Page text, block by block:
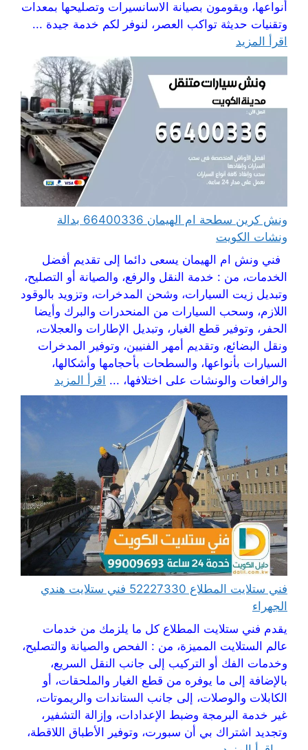
أنواعها، ويقومون بصيانة الاسانسيرات وتصليحها بمعدات
وتقنيات حديثة تواكب العصر، لنوفر لكم خدمة جيدة ...
اقرأ المزيد
ونش كرين سطحة ام الهيمان 66400336 بدالة
ونشات الكويت
فني ونش ام الهيمان يسعى دائما إلى تقديم أفضل
الخدمات، من : خدمة النقل والرفع، والصيانة أو التصليح،
وتبديل زيت السيارات، وشحن المدخرات، وتزويد بالوقود
اللازم، وسحب السيارات من المنحدرات والبرك وأيضا
الحفر، وتوفير قطع الغيار، وتبديل الإطارات والعجلات،
ونقل البضائع، وتقديم أمهر الفنيين، وتوفير المدخرات
السيارات بأنواعها، والسطحات بأحجامها وأشكالها،
والرافعات والونشات على اختلافها، ... اقرأ المزيد
فني ستلايت المطلاع 52227330 فني ستلايت هندي
الجهراء
يقدم فني ستلايت المطلاع كل ما يلزمك من خدمات
عالم الستلايت المميزة، من : الفحص والصيانة والتصليح،
وخدمات الفك أو التركيب إلى جانب النقل السريع،
بالإضافة إلى ما يوفره من قطع الغيار والملحقات، أو
الكابلات والوصلات، إلى جانب الستاندات والريموتات،
غير خدمة البرمجة وضبط الإعدادات، وإزالة التشفير،
وتجديد اشتراك بي أن سبورت، وتوفير الأطباق اللاقطة،